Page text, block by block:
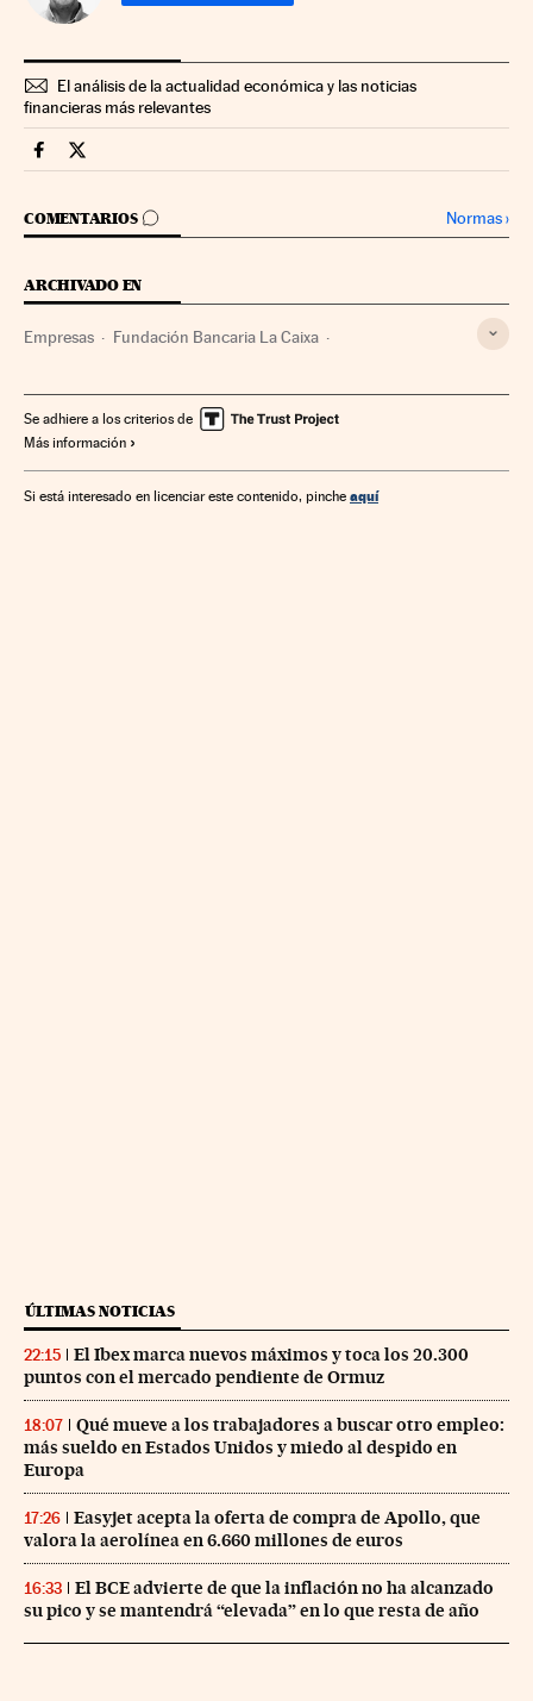
El análisis de la actualidad económica y las noticias
financieras más relevantes
Companias Cinco Días en Facebook
Companias Cinco Días en Twitter
COMENTARIOS
IR A LOS COMENTARIOS Normas›
ARCHIVADO EN
Empresas Fundación Bancaria La Caixa
CaixaBank
Se adhiere a los criterios de
Más información
Si está interesado en licenciar este contenido, pinche aquí
ÚLTIMAS NOTICIAS
22:15
El Ibex marca nuevos máximos y toca los 20.300
puntos con el mercado pendiente de Ormuz
18:07
Qué mueve a los trabajadores a buscar otro empleo:
más sueldo en Estados Unidos y miedo al despido en
Europa
17:26
Easyjet acepta la oferta de compra de Apollo, que
valora la aerolínea en 6.660 millones de euros
16:33
El BCE advierte de que la inflación no ha alcanzado
su pico y se mantendrá “elevada” en lo que resta de año